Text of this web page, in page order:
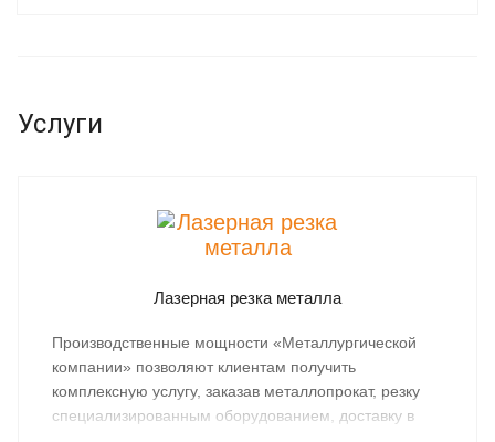
Услуги
Лазерная резка металла
Производственные мощности «Металлургической
компании» позволяют клиентам получить
комплексную услугу, заказав металлопрокат, резку
специализированным оборудованием, доставку в